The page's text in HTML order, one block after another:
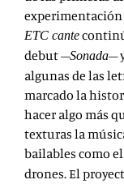
experimentación
ETC cante
debut–Sonada–
algunas de las
marcado la
hacer algo más
texturas la
bailables como
drones. El